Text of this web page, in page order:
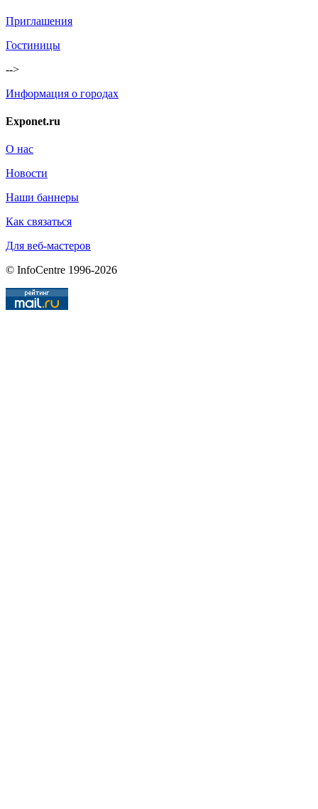
Приглашения
Гостиницы
-->
Информация о городах
Exponet.ru
О нас
Новости
Наши баннеры
Как связаться
Для веб-мастеров
© InfoCentre 1996-2026